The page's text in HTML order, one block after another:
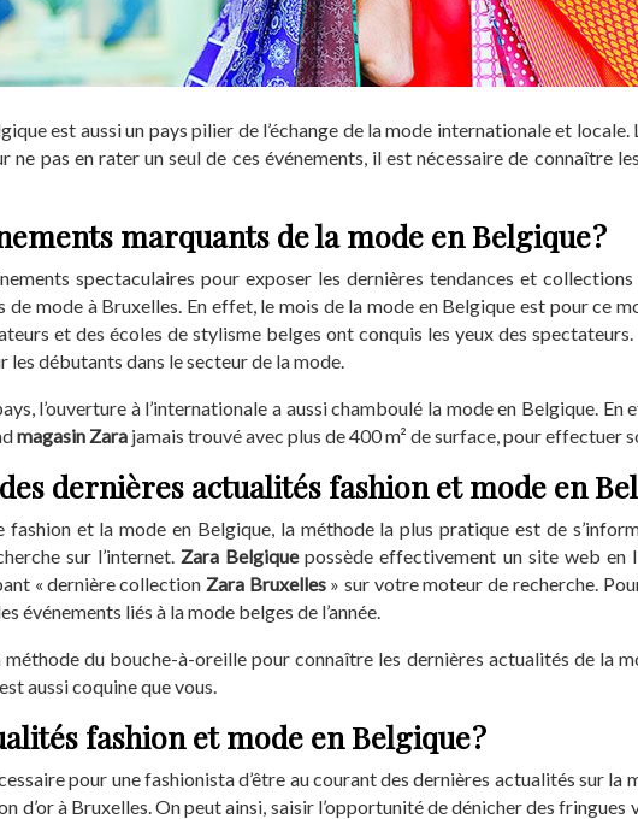
est aussi un pays pilier de l’échange de la mode internationale et
ne pas en rater un seul de ces événements, il est nécessaire de connaître
marquants de la mode en Belgique ?
spectaculaires pour exposer les dernières tendances et
mode à Bruxelles. En effet, le mois de la mode en Belgique est pour ce
et des écoles de stylisme belges ont conquis les yeux des
débutants dans le secteur de la mode.
l’ouverture à l’internationale a aussi chamboulé la mode en Belgique. En
magasin Zara jamais trouvé avec plus de 400 m² de surface, pour effectuer
dernières actualités fashion et mode en
et la mode en Belgique, la méthode la plus pratique est de
sur l’internet. Zara Belgiquepossède effectivement un site web en
« dernière collection Zara Bruxelles» sur votre moteur de recherche.
événements liés à la mode belges de l’année.
du bouche-à-oreille pour connaître les dernières actualités de la
aussi coquine que vous.
fashion et mode en Belgique ?
pour une fashionista d’être au courant des dernières actualités sur la
d’or à Bruxelles. On peut ainsi, saisir l’opportunité de dénicher des